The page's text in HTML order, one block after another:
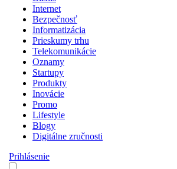
Internet
Bezpečnosť
Informatizácia
Prieskumy trhu
Telekomunikácie
Oznamy
Startupy
Produkty
Inovácie
Promo
Lifestyle
Blogy
Digitálne zručnosti
Prihlásenie